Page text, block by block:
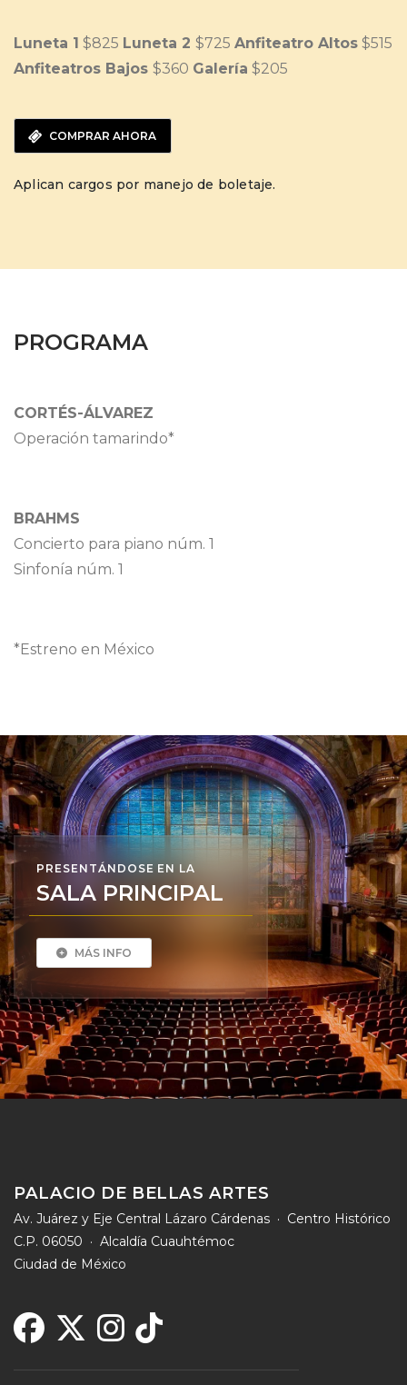
Luneta 1 $825 Luneta 2 $725 Anfiteatro Altos $515
Anfiteatros Bajos $360 Galería $205
COMPRAR AHORA
Aplican cargos por manejo de boletaje.
PROGRAMA
CORTÉS-ÁLVAREZ
Operación tamarindo*
BRAHMS
Concierto para piano núm. 1
Sinfonía núm. 1
*Estreno en México
PRESENTÁNDOSE EN LA
SALA PRINCIPAL
MÁS INFO
PALACIO DE BELLAS ARTES
Av. Juárez y Eje Central Lázaro Cárdenas · Centro Histórico
C.P. 06050 · Alcaldía Cuauhtémoc
Ciudad de México